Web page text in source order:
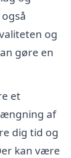
og
gøre en
et
af
dig tid og
kan være